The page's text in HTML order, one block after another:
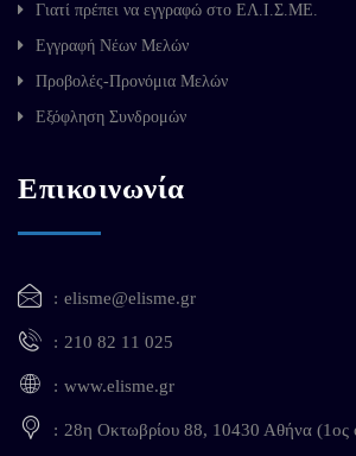
Γιατί πρέπει να εγγραφώ στο ΕΛ.Ι.Σ.ΜΕ.
Εγγραφή Νέων Μελών
Προβολές-Προνόμια Μελών
Εξόφληση Συνδρομών
Επικοινωνία
elisme@elisme.gr
210 82 11 025
www.elisme.gr
28η Οκτωβρίου 88, 10430 Αθήνα (1ος